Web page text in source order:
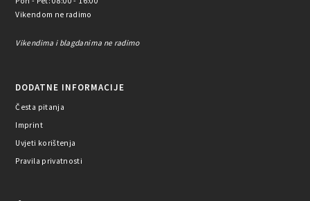
Vikendom ne radimo
Vikendima i blagdanima ne radimo
DODATNE INFORMACIJE
Česta pitanja
Imprint
Uvjeti korištenja
Pravila privatnosti